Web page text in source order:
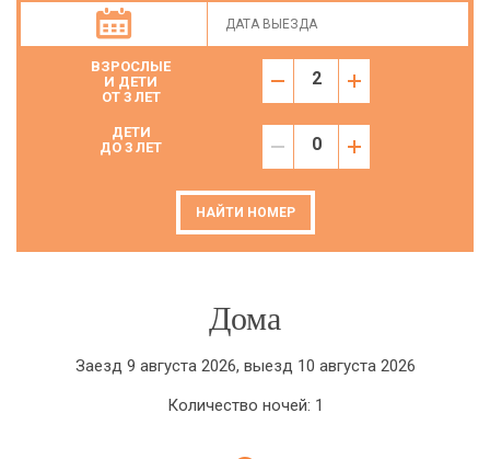
ВЗРОСЛЫЕ
И ДЕТИ
ОТ 3 ЛЕТ
ДЕТИ
ДО 3 ЛЕТ
НАЙТИ НОМЕР
Дома
Заезд 9 августа 2026, выезд 10 августа 2026
Количество ночей: 1